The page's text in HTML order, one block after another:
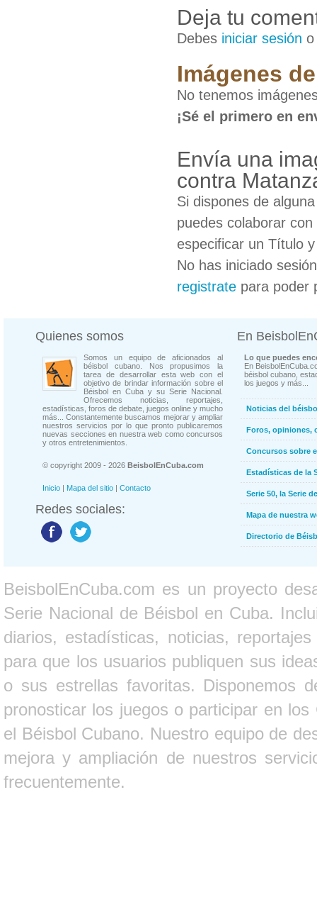
Deja tu
Debes iniciar sesión
Imágenes
No tenemos
¡Sé el primero en
Envía una
contra
Si dispones de
puedes colaborar
especificar un Título
No has iniciado
registrate para poder
Quienes somos
Somos un equipo de aficionados al
béisbol cubano. Nos propusimos la
tarea de desarrollar esta web con el
objetivo de brindar información sobre el
Béisbol en Cuba y su Serie Nacional.
Ofrecemos noticias, reportajes,
estadísticas, foros de debate, juegos online y mucho
más... Constantemente buscamos mejorar y ampliar
nuestros servicios por lo que pronto publicaremos
nuevas secciones en nuestra web como concursos
y otros entretenimientos.
© copyright 2009 - 2026 BeisbolEnCuba.com
Inicio | Mapa del sitio | Contacto
Redes sociales:
En
Lo que puedes
En
béisbol cubano,
los juegos y más...
Noticias del
Foros, opiniones,
Concursos sobre
Estadísticas de la
Serie 50, la Serie
Mapa de nuestra
Directorio de
BeisbolEnCuba.com es un proyecto
Serie Nacional de Béisbol en Cuba.
diarios, estadísticas, noticias,
para que los usuarios publiquen sus
o sus estrellas favoritas. Disponemos
pronosticar los juegos o participar en
el Béisbol Cubano. Nuestro equipo de
mejora y ampliación de nuestros
frecuentemente.